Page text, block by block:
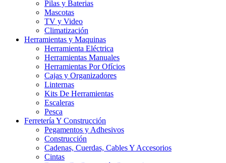
Pilas y Baterias
Mascotas
TV y Video
Climatización
Herramientas y Maquinas
Herramienta Eléctrica
Herramientas Manuales
Herramientas Por Ofícios
Cajas y Organizadores
Linternas
Kits De Herramientas
Escaleras
Pesca
Ferretería Y Construcción
Pegamentos y Adhesivos
Construcción
Cadenas, Cuerdas, Cables Y Accesorios
Cintas